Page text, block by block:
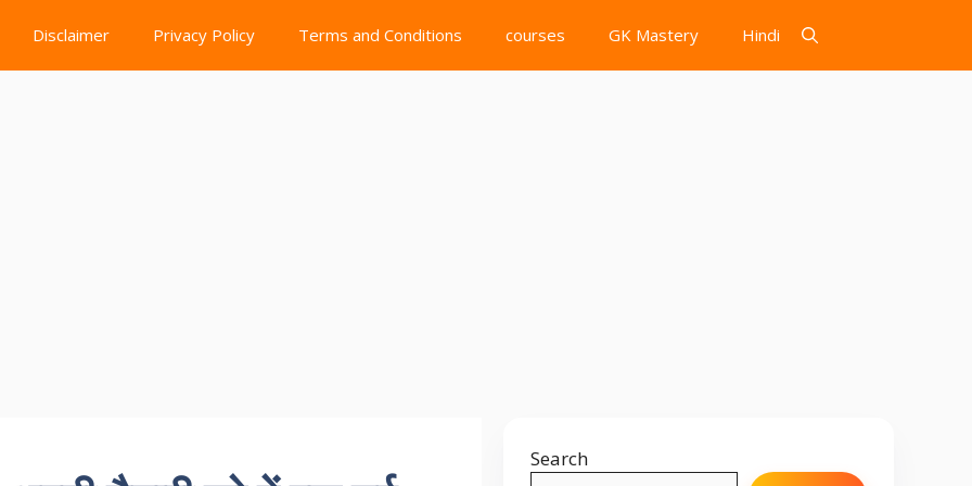
Disclaimer Privacy Policy Terms and Conditions courses GK Mastery Hindi
Search